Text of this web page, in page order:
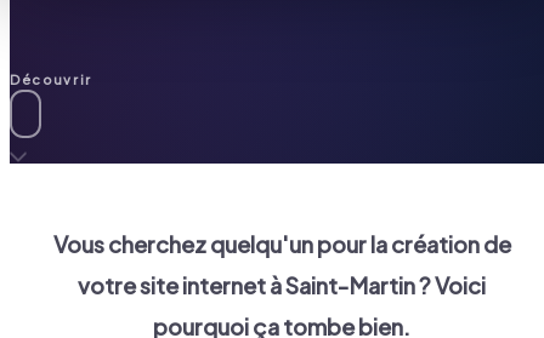
Découvrir
Vous cherchez quelqu'un pour la création de
votre site internet àSaint-Martin? Voici
pourquoi ça tombe bien.